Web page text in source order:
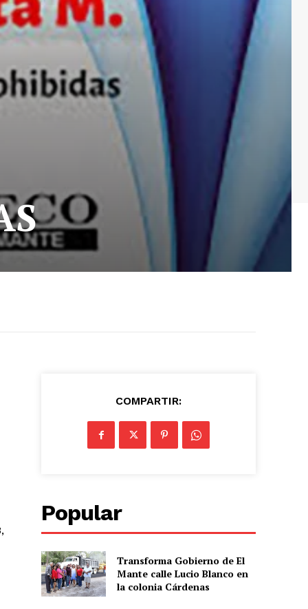
COMPARTIR:
Popular
Transforma Gobierno de El
Mante calle Lucio Blanco en
la colonia Cárdenas